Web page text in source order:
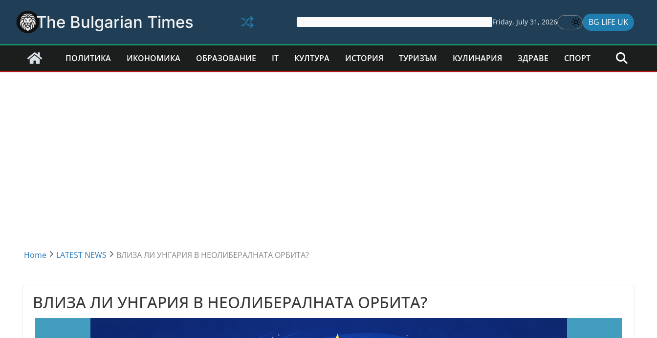
content
The Bulgarian Times Friday, July 31, 2026 BG LIFE UK
ПОЛИТИКА ИКОНОМИКА ОБРАЗОВАНИЕ IT КУЛТУРА ИСТОРИЯ ТУРИЗЪМ КУЛИНАРИЯ ЗДРАВЕ СПОРТ
Home LATEST NEWS ВЛИЗА ЛИ УНГАРИЯ В НЕОЛИБЕРАЛНАТА ОРБИТА?
ВЛИЗА ЛИ УНГАРИЯ В НЕОЛИБЕРАЛНАТА ОРБИТА?